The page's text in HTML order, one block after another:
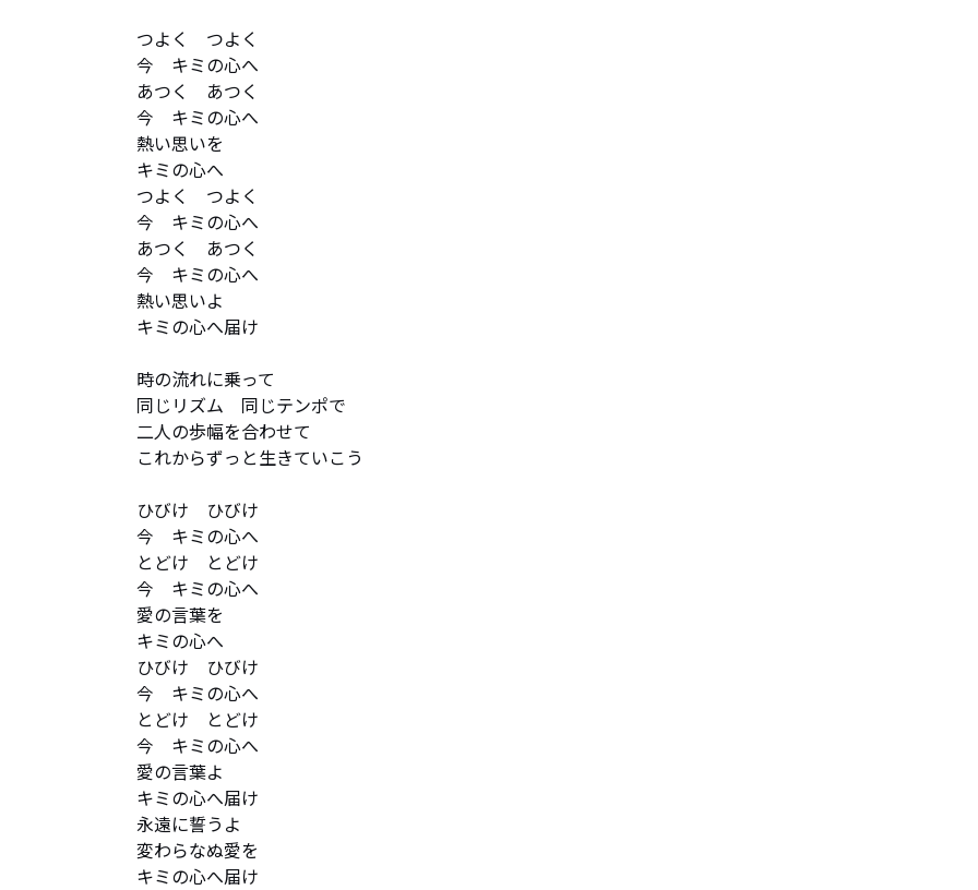
つよく　つよく
今　キミの心へ
あつく　あつく
今　キミの心へ
熱い思いを
キミの心へ
つよく　つよく
今　キミの心へ
あつく　あつく
今　キミの心へ
熱い思いよ
キミの心へ届け
時の流れに乗って
同じリズム　同じテンポで
二人の歩幅を合わせて
これからずっと生きていこう
ひびけ　ひびけ
今　キミの心へ
とどけ　とどけ
今　キミの心へ
愛の言葉を
キミの心へ
ひびけ　ひびけ
今　キミの心へ
とどけ　とどけ
今　キミの心へ
愛の言葉よ
キミの心へ届け
永遠に誓うよ
変わらなぬ愛を
キミの心へ届け